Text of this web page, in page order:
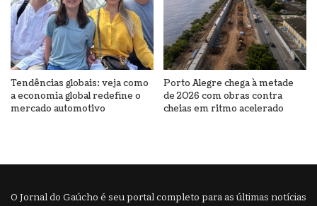
Tendências globais: veja como
a economia global redefine o
mercado automotivo
Porto Alegre chega à metade
de 2026 com obras contra
cheias em ritmo acelerado
O Jornal do Gaúcho é seu portal completo para as últimas notícias